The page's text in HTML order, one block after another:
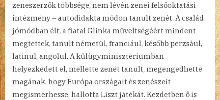
zeneszerzők többsége, nem lévén zenei felsőoktatási
intézmény – autodidakta módon tanult zenét. A család
jómódban élt, a fiatal Glinka műveltségéért mindent
megtettek, tanult németül, franciául, később perzsául,
latinul, angolul. A külügyminisztériumban
helyezkedett el, mellette zenét tanult, megengedhette
magának, hogy Európa országait és zenészeit
megismerhesse, hallotta Liszt játékát. Kezdetben ő is